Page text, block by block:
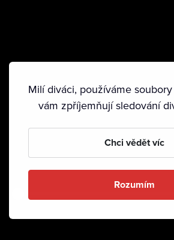
Milí diváci, používáme
vám zpříjemňují sledování
Chci vědět víc
Rozumím